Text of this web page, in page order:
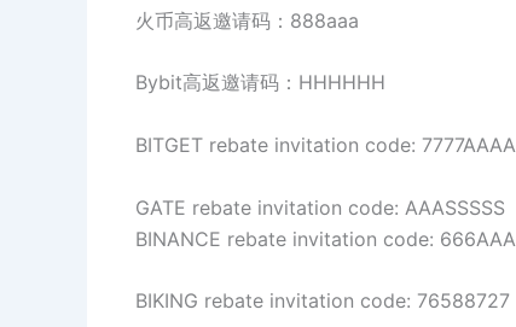
火币高返邀请码：888aaa
Bybit高返邀请码：HHHHHH
BITGET rebate invitation code: 7777AAAA
GATE rebate invitation code: AAASSSSS
BINANCE rebate invitation code: 666AAA
BIKING rebate invitation code: 76588727